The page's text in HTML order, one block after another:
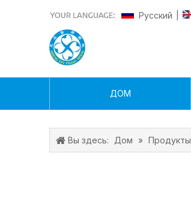
Pусский
ДОМ
Вы здесь: Дом » Продукты